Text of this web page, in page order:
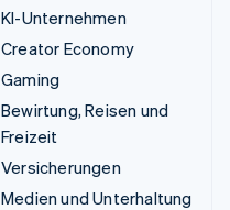
KI-Unternehmen
Creator Economy
Gaming
Bewirtung, Reisen und
Freizeit
Versicherungen
Medien und Unterhaltung